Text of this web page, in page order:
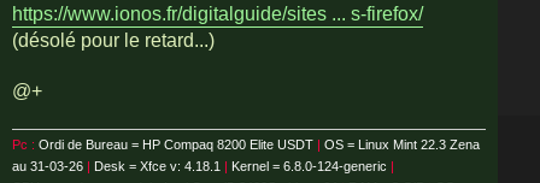
g
e
https://www.ionos.fr/digitalguide/sites ... s-firefox/
(désolé pour le retard...)
@+
Pc : Ordi de Bureau = HP Compaq 8200 Elite USDT | OS = Linux Mint 22.3 Zena
au 31-03-26 | Desk = Xfce v: 4.18.1 | Kernel = 6.8.0-124-generic |